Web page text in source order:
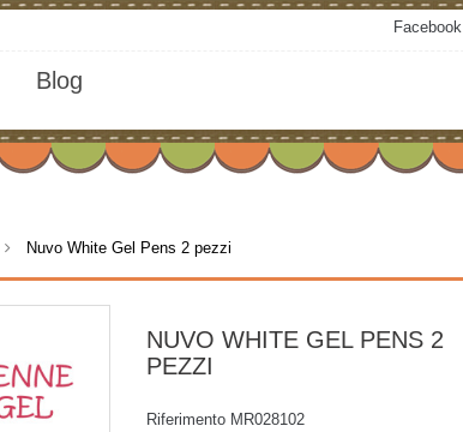
Facebook
Blog
> Nuvo White Gel Pens 2 pezzi
NUVO WHITE GEL PENS 2
PEZZI
Riferimento MR028102